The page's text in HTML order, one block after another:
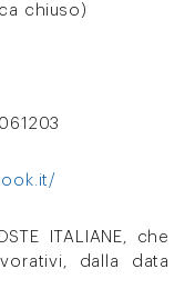
chiuso)
ITALIANE, che
dalla data